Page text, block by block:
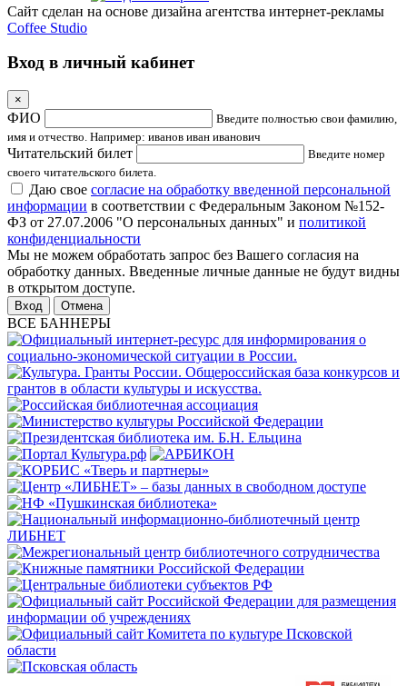
Сайт сделан на основе дизайна агентства интернет-рекламы
Coffee Studio
Вход в личный кабинет
×
ФИО
Введите полностью свои фамилию,
имя и отчество. Например: иванов иван иванович
Читательский билет
Введите номер
своего читательского билета.
Даю свое согласие на обработку введенной персональной
информации в соответствии с Федеральным Законом №152-
ФЗ от 27.07.2006 "О персональных данных" и политикой
конфиденциальности
Мы не можем обработать запрос без Вашего согласия на
обработку данных. Введенные личные данные не будут видны
в открытом доступе.
Отмена
ВСЕ БАННЕРЫ